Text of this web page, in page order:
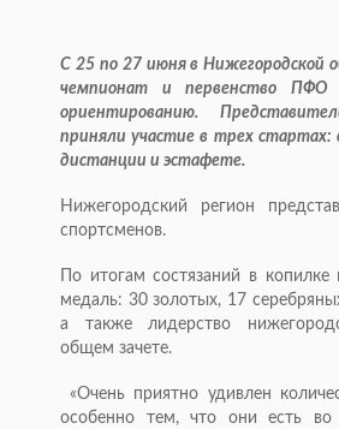
С 25 по 27 июня в Нижегородской
чемпионат и первенство ПФО
ориентированию.
приняли участие в трех стартах:
дистанции и эстафете.
Нижегородский регион
спортсменов.
По итогам состязаний в
медаль: 30 золотых, 17
а также лидерство
общем зачете.
«Очень приятно удивлен
особенно тем, что они есть во